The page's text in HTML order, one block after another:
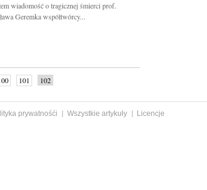
wiadomość o tragicznej śmierci prof.
Geremka współtwórcy...
101 102
prywatnośći Wszystkie artykuły
Licencje